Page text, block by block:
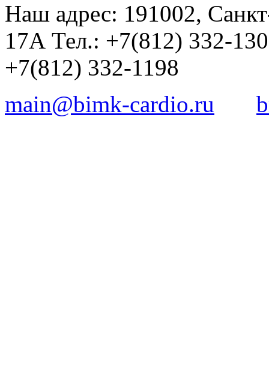
Наш адрес: 191002,
17А Тел.: +7(812) 332-
+7(812) 332-1198
main@bimk-cardio.ru